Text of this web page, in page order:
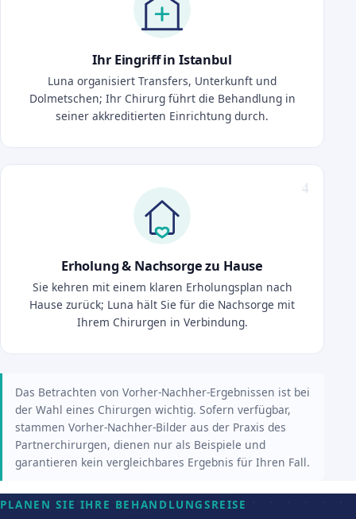
Ihr Eingriff in Istanbul
Luna organisiert Transfers, Unterkunft und
Dolmetschen; Ihr Chirurg führt die Behandlung in
seiner akkreditierten Einrichtung durch.
Erholung & Nachsorge zu Hause
Sie kehren mit einem klaren Erholungsplan nach
Hause zurück; Luna hält Sie für die Nachsorge mit
Ihrem Chirurgen in Verbindung.
Das Betrachten von Vorher-Nachher-Ergebnissen ist bei
der Wahl eines Chirurgen wichtig. Sofern verfügbar,
stammen Vorher-Nachher-Bilder aus der Praxis des
Partnerchirurgen, dienen nur als Beispiele und
garantieren kein vergleichbares Ergebnis für Ihren Fall.
PLANEN SIE IHRE BEHANDLUNGSREISE